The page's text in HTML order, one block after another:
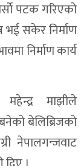
पटक गरिएकाे
भई सकेर निर्माण
निर्माण कार्य
महेन्द्र माझीले
बेलिब्रिजकाे
नेपालगन्जवाट